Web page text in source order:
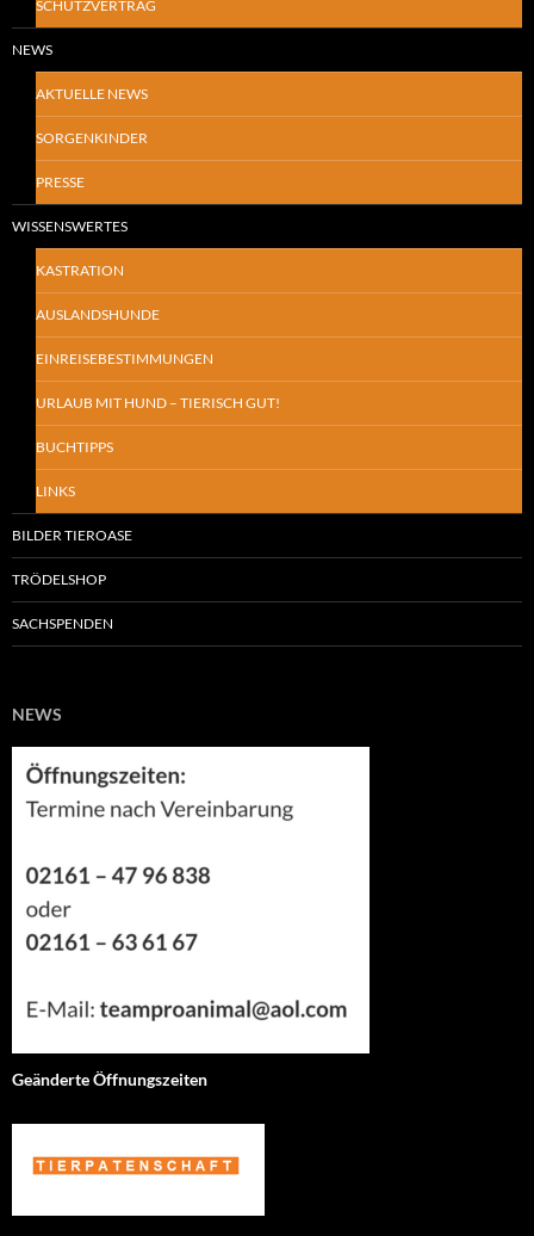
SCHUTZVERTRAG
NEWS
AKTUELLE NEWS
SORGENKINDER
PRESSE
WISSENSWERTES
KASTRATION
AUSLANDSHUNDE
EINREISEBESTIMMUNGEN
URLAUB MIT HUND – TIERISCH GUT!
BUCHTIPPS
LINKS
BILDER TIEROASE
TRÖDELSHOP
SACHSPENDEN
NEWS
Geänderte Öffnungszeiten